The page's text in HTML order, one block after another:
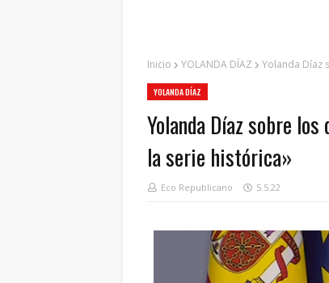
Inicio YOLANDA DÍAZ Yolanda Díaz
YOLANDA DÍAZ
Yolanda Díaz sobre
la serie histórica»
Eco Republicano 5.5.22